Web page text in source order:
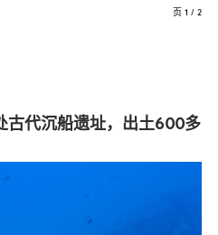
页 1 / 2
古代沉船遗址，出土600多